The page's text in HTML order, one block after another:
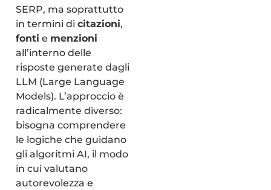
SERP, ma soprattutto
in termini di citazioni,
fonti e menzioni
all’interno delle
risposte generate dagli
LLM (Large Language
Models). L’approccio è
radicalmente diverso:
bisogna comprendere
le logiche che guidano
gli algoritmi AI, il modo
in cui valutano
autorevolezza e